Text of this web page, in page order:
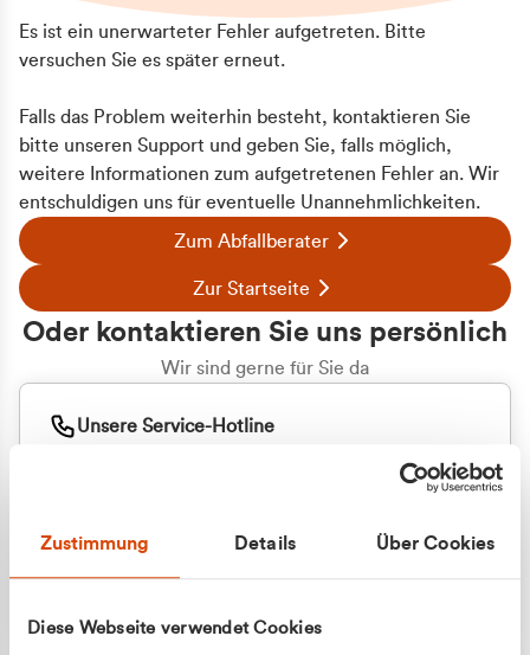
Zustimmung Details Über Cookies
Diese Webseite verwendet Cookies
Es ist ein unerwarteter Fehler aufgetreten. Bitte
versuchen Sie es später erneut.
Falls das Problem weiterhin besteht, kontaktieren Sie
bitte unseren Support und geben Sie, falls möglich,
weitere Informationen zum aufgetretenen Fehler an. Wir
entschuldigen uns für eventuelle Unannehmlichkeiten.
Zum Abfallberater
Zur Startseite
Oder kontaktieren Sie uns persönlich
Wir sind gerne für Sie da
Unsere Service-Hotline
+49 177 8376058